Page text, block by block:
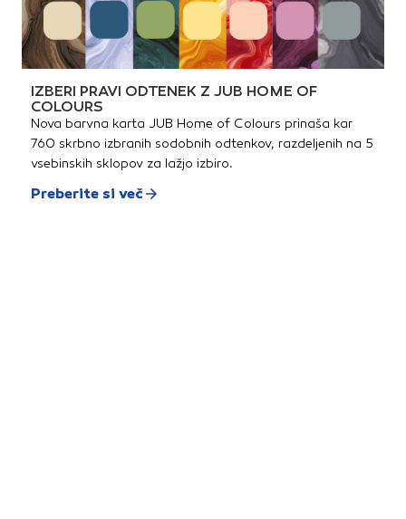
IZBERI PRAVI ODTENEK Z JUB HOME OF
COLOURS
Nova barvna karta JUB Home of Colours prinaša kar
760 skrbno izbranih sodobnih odtenkov, razdeljenih na 5
vsebinskih sklopov za lažjo izbiro.
Preberite si več